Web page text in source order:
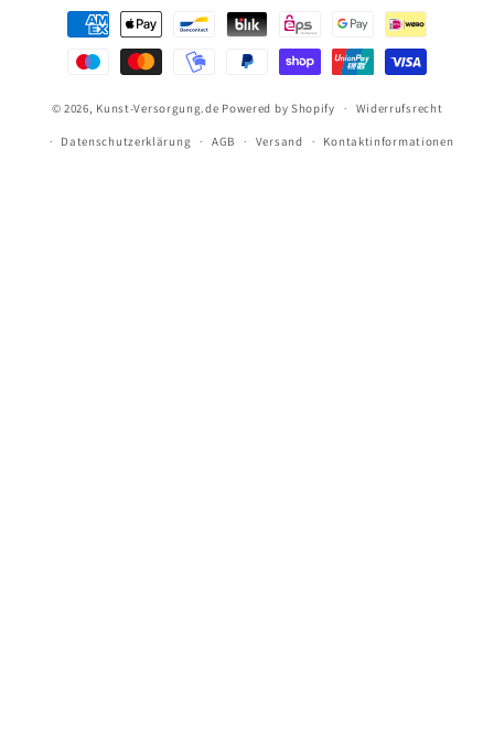
Versandkostenfrei bestellen ab 69€
Zahlungsmethoden
© 2026, Kunst-Versorgung.de Powered by Shopify Widerrufsrecht
Datenschutzerklärung AGB Versand Kontaktinformationen